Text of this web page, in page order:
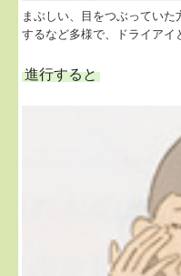
まぶしい、目をつぶってい
するなど多様で、ドライアイ
進行すると